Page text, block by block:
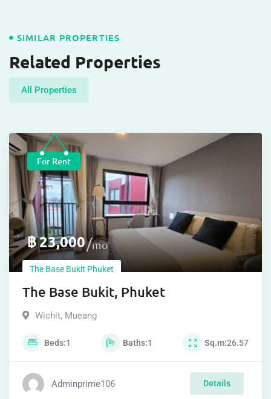
SIMILAR PROPERTIES
Related Properties
All Properties
For Rent
฿23,000 mo
The Base Bukit Phuket
The Base Bukit, Phuket
Wichit, Mueang
Beds 1 Baths 1 Sq.m 26.57
Adminprime106 Details